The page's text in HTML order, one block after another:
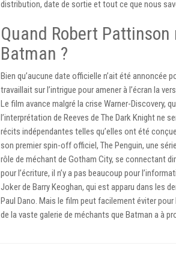
distribution, date de sortie et tout ce que nous
Quand Robert
Batman ?
Bien qu’aucune date officielle n’ait été annoncée
travaillait sur l’intrigue pour amener à l’écran la
Le film avance malgré la crise Warner-Discovery,
l’interprétation de Reeves de The Dark Knight ne
récits indépendantes telles qu’elles ont été
son premier spin-off officiel, The Penguin, une
rôle de méchant de Gotham City, se connectant
pour l’écriture, il n’y a pas beaucoup pour
Joker de Barry Keoghan, qui est apparu dans les
Paul Dano. Mais le film peut facilement éviter
de la vaste galerie de méchants que Batman a à